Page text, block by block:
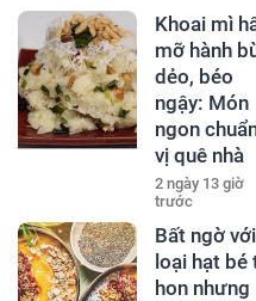
Khoai mì
mỡ hành
dẻo, béo
ngậy: Món
ngon
vị quê nhà
2 ngày 13 giờ
trước
Bất ngờ với
loại hạt bé
hon nhưng